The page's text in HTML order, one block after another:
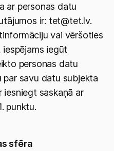
ar personas datu
ir: tet@tet.lv.
vai vēršoties
iegūt
personas datu
par savu datu subjekta
saskaņā ar
punktu.
sfēra